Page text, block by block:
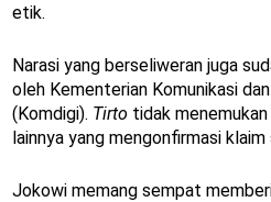
etik.
Narasi yang berseliweran juga
oleh Kementerian Komunikasi
(Komdigi). Tirto tidak
lainnya yang mengonfirmasi
Jokowi memang sempat